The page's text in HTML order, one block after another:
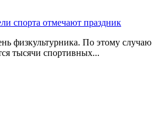
спорта отмечают праздник
физкультурника. По этому случаю
тысячи спортивных...